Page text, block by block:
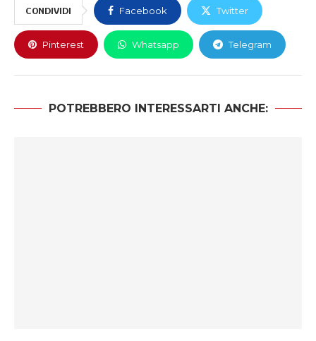
CONDIVIDI Facebook Twitter
Pinterest Whatsapp Telegram
POTREBBERO INTERESSARTI ANCHE: